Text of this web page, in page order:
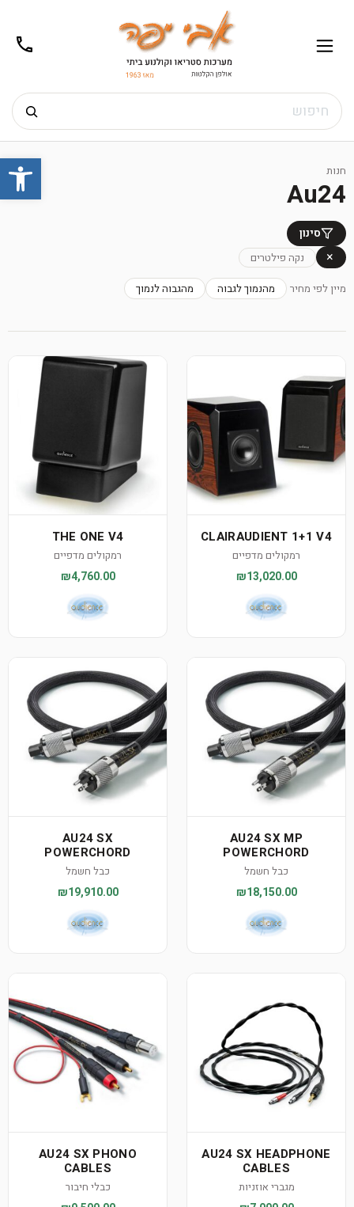
Skip
content
חיפוש
תפריט 02-
חנות
Au24
סינון
× נקה פילטרים
מיין לפי מחיר מהנמוך לגבוה מהגבוה לנמוך
CLAIRAUDIENT 1+1 V4
רמקולים מדפיים
₪13,020.00
THE ONE V4
רמקולים מדפיים
₪4,760.00
AU24 SX MP
POWERCHORD
כבל חשמל
₪18,150.00
AU24 SX
POWERCHORD
כבל חשמל
₪19,910.00
AU24 SX HEADPHONE
CABLES
מגברי אוזניות
AU24 SX PHONO
CABLES
כבלי חיבור